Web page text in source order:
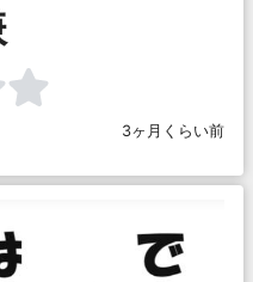
3ヶ月くらい前